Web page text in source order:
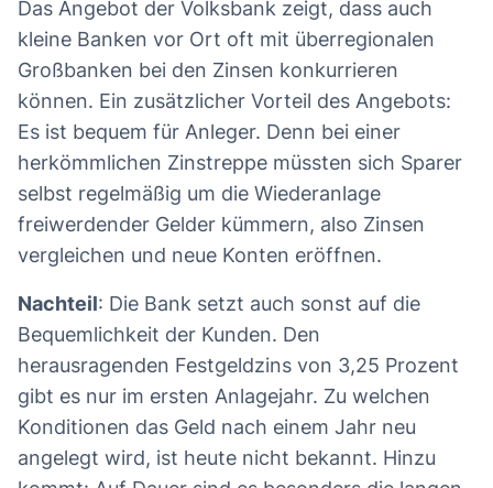
Das Angebot der Volksbank zeigt, dass auch
kleine Banken vor Ort oft mit überregionalen
Großbanken bei den Zinsen konkurrieren
können. Ein zusätzlicher Vorteil des Angebots:
Es ist bequem für Anleger. Denn bei einer
herkömmlichen Zinstreppe müssten sich Sparer
selbst regelmäßig um die Wiederanlage
freiwerdender Gelder kümmern, also Zinsen
vergleichen und neue Konten eröffnen.
Nachteil: Die Bank setzt auch sonst auf die
Bequemlichkeit der Kunden. Den
herausragenden Festgeldzins von 3,25 Prozent
gibt es nur im ersten Anlagejahr. Zu welchen
Konditionen das Geld nach einem Jahr neu
angelegt wird, ist heute nicht bekannt. Hinzu